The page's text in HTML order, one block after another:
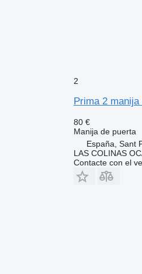
2
Prima 2
80 €
Manija de puerta
España, Sant
LAS COLINAS
Contacte con el